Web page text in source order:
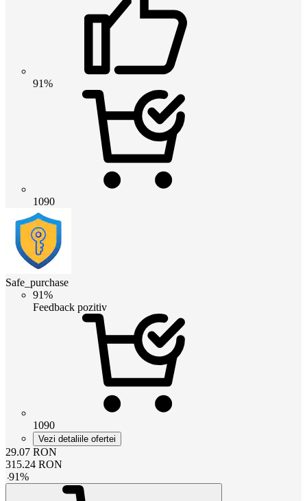
91%
1090
Safe_purchase
91%
Feedback pozitiv
1090
Vezi detaliile ofertei
29.07 RON
315.24 RON
-91%